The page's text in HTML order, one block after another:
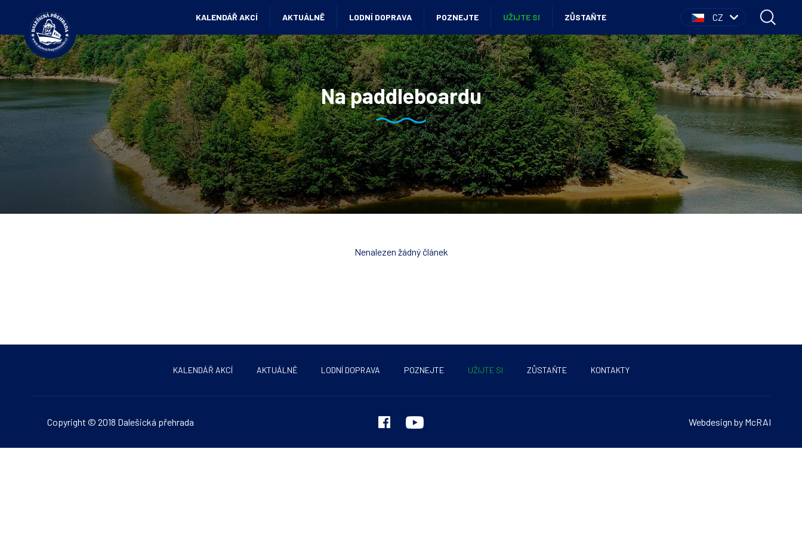
KALENDÁŘ AKCÍ AKTUÁLNĚ LODNÍ DOPRAVA POZNEJTE UŽIJTE SI ZŮSTAŇTE CZ
Na paddleboardu
Nenalezen žádný článek
KALENDÁŘ AKCÍ AKTUÁLNĚ LODNÍ DOPRAVA POZNEJTE UŽIJTE SI ZŮSTAŇTE KONTAKTY
Copyright © 2018 Dalešická přehrada Webdesign by McRAI